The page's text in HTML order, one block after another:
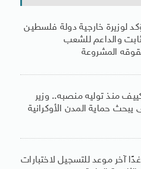
لوزيرة خارجية دولة فلسطين
والداعم للشعب
المشروعة
منذ توليه منصبه.. وزير
يبحث حماية المدن الأوكرانية
غدًا آخر موعد للتسجيل لاختبارات